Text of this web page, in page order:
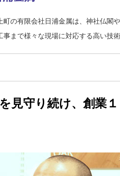
町の有限会社日浦金属は、神社仏閣
事まで様々な現場に対応する高い技
見守り続け、創業